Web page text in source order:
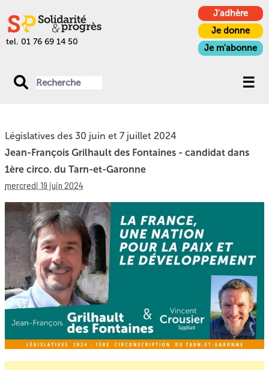
tel. 01 76 69 14 50
J'adhère
Je donne
Je m'abonne
Législatives des 30 juin et 7 juillet 2024
Jean-François Grilhault des Fontaines - candidat dans
1ère circo. du Tarn-et-Garonne
mercredi 19 juin 2024